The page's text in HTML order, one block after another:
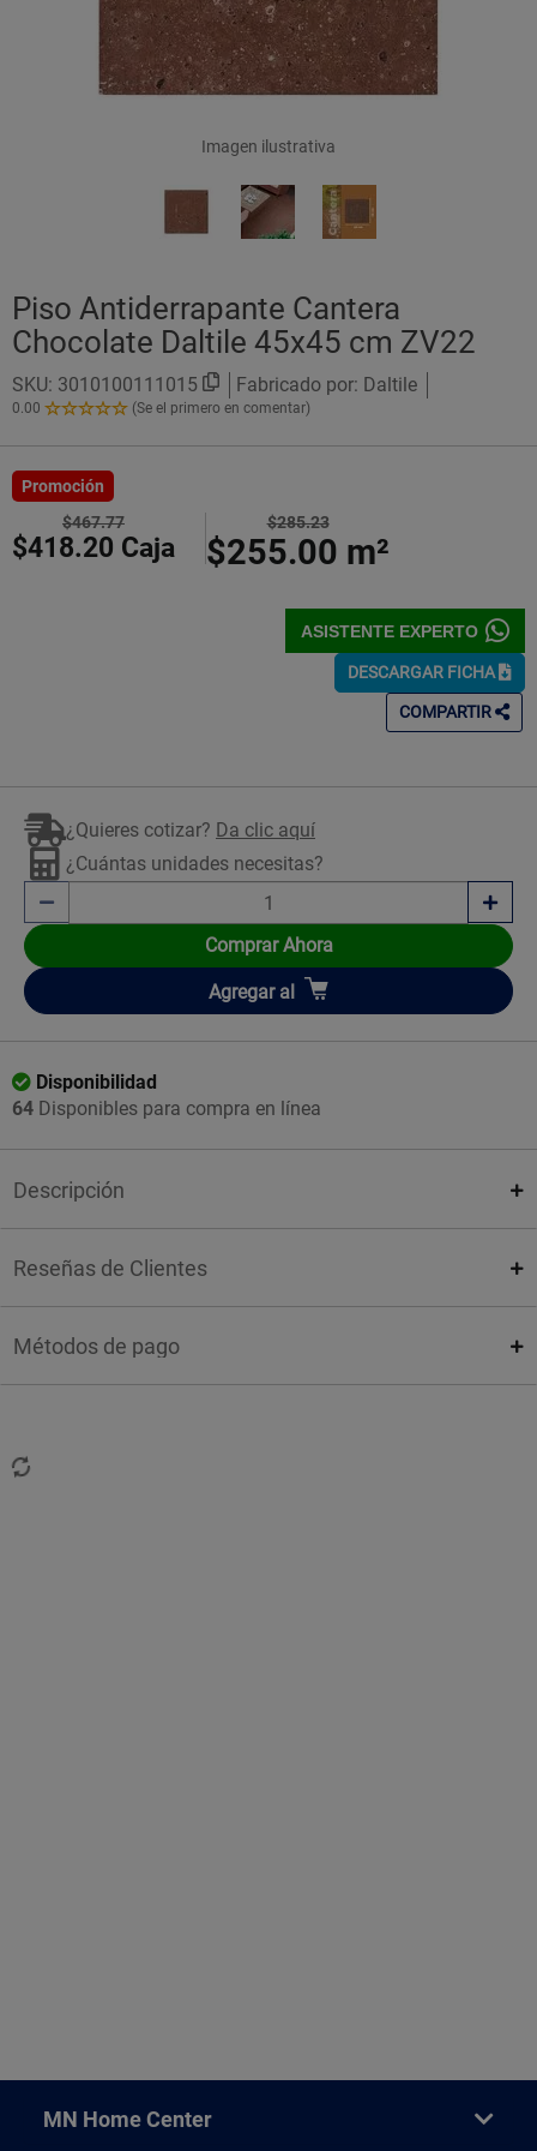
Imagen ilustrativa
Piso Antiderrapante Cantera
Chocolate Daltile 45x45 cm ZV22
SKU: 3010100111015 Fabricado por: Daltile
0.00
0.00
Estrellas!
(Se el primero en comentar)
Promoción
$467.77
$418.20 Caja
$285.23
$255.00 m²
ASISTENTE EXPERTO
DESCARGAR FICHA
COMPARTIR
¿Quieres cotizar? Da clic aquí
¿Cuántas unidades necesitas?
Comprar Ahora
Añadir
Agregar al
Disponibilidad
64 Disponibles para compra en línea
Descripción
Reseñas de Clientes
Métodos de pago
MN Home Center